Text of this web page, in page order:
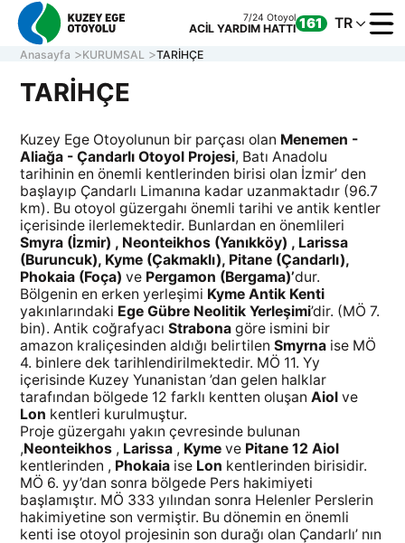
7/24 Otoyol
ACİL YARDIM HATTI 161 TR
OTOYOL
ONLINE
Müşteri Hizmetleri
Hafta içi 08:30 - 17:30
0 850 577 35 35
7/24 Otoyol
ACİL YARDIM HATTI 161
Anasayfa KURUMSAL TARİHÇE
TARİHÇE
Kuzey Ege Otoyolunun bir parçası olan Menemen -
Aliağa - Çandarlı Otoyol Projesi, Batı Anadolu
tarihinin en önemli kentlerinden birisi olan İzmir’ den
başlayıp Çandarlı Limanına kadar uzanmaktadır (96.7
km). Bu otoyol güzergahı önemli tarihi ve antik kentler
içerisinde ilerlemektedir. Bunlardan en önemlileri
Smyra (İzmir) , Neonteikhos (Yanıkköy) , Larissa
(Buruncuk), Kyme (Çakmaklı), Pitane (Çandarlı),
Phokaia (Foça)ve Pergamon (Bergama)’dur.
Bölgenin en erken yerleşimi Kyme Antik Kenti
yakınlarındaki Ege Gübre Neolitik Yerleşimi’dir. (MÖ 7.
bin). Antik coğrafyacıStrabona göre ismini bir
amazon kraliçesinden aldığı belirtilenSmyrna ise MÖ
4. binlere dek tarihlendirilmektedir. MÖ 11. Yy
içerisinde Kuzey Yunanistan ’dan gelen halklar
tarafından bölgede 12 farklı kentten oluşanAiolve
Lon kentleri kurulmuştur.
Proje güzergahı yakın çevresinde bulunan
,Neonteikhos , Larissa , Kymeve Pitane 12 Aiol
kentlerinden , Phokaia ise Lon kentlerinden birisidir.
MÖ 6. yy’dan sonra bölgede Pers hakimiyeti
başlamıştır. MÖ 333 yılından sonra Helenler Perslerin
hakimiyetine son vermiştir. Bu dönemin en önemli
kenti ise otoyol projesinin son durağı olan Çandarlı’ nın